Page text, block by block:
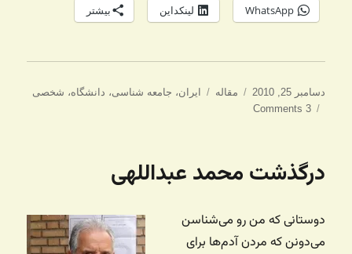
WhatsApp لینکداین بیشتر
ارسال
شده
دسامبر 25, 2010 دسته‌ها
مقاله برچسب‌ها
ایران، جامعه شناسی، دانشگاه، شخصی
3 Comments
درگذشت محمد عبداللهی
دوستانی که من رو می‌شناسن
می‌دونن که مردن آدم‌ها برای